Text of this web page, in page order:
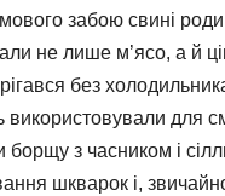
забою свині
не лише м’ясо, а й
без
для
борщу з часником і
шкварок і,